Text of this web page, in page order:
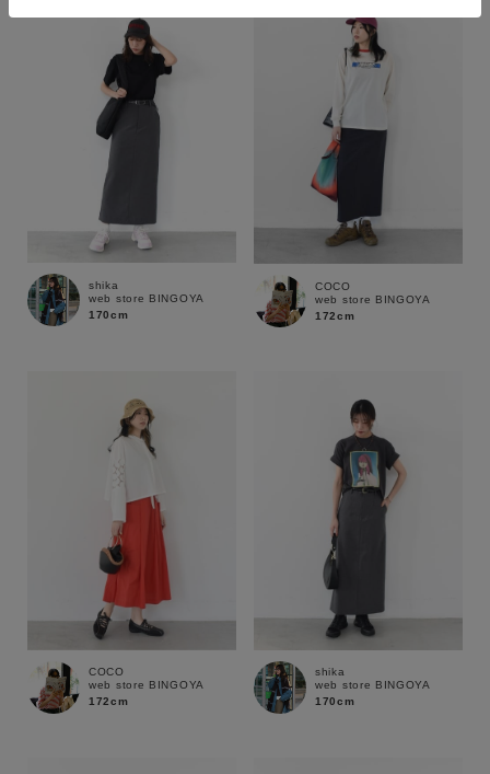
商品タイプ
通常商品
WEB限定
在庫
在庫あり 在庫なし含む
shika
web store BINGOYA
170cm
COCO
web store BINGOYA
172cm
COCO
web store BINGOYA
172cm
shika
web store BINGOYA
170cm